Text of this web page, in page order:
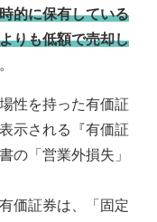
的に保有している
りも低額で売却し
性を持った有価証
示される『有価証
の「営業外損失」
価証券は、「固定